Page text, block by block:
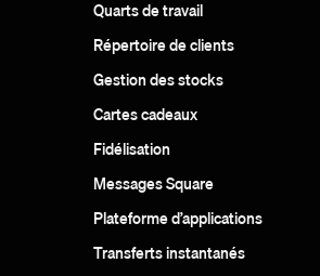
Quarts de travail
Répertoire de clients
Gestion des stocks
Cartes cadeaux
Fidélisation
Messages Square
Plateforme d’applications
Transferts instantanés